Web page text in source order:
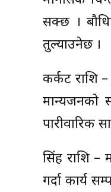
सक्छ ।
तुल्याउनेछ ।
कर्कट राशि
मान्यजनको
पारीवारिक
सिंह राशि –
गर्दा कार्य